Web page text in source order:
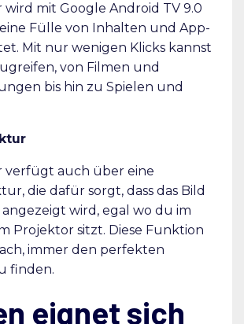
wird mit Google Android TV 9.0
Fülle von Inhalten und App-
Mit nur wenigen Klicks kannst
von Filmen und
bis hin zu Spielen und
verfügt auch über eine
die dafür sorgt, dass das Bild
wird, egal wo du im
Projektor sitzt. Diese Funktion
immer den perfekten
finden.
eignet sich